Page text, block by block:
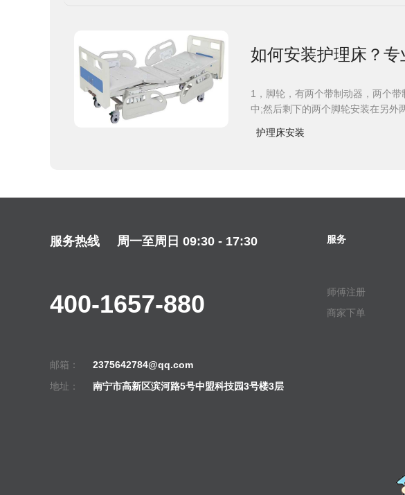
如何安装护理床？
1，脚轮，有两个带制动器，两个
中;然后剩下的两个脚轮安装在另外
护理床安装
服务热线 周一至周日 09:30 - 17:30
400-1657-880
邮箱：
2375642784@qq.com
地址：
南宁市高新区滨河路5号中盟科技园3号楼3层
服务
师傅注册
商家下单